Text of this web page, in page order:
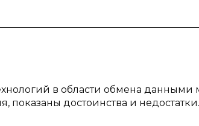
в области обмена
показаны достоинства и недостатки.